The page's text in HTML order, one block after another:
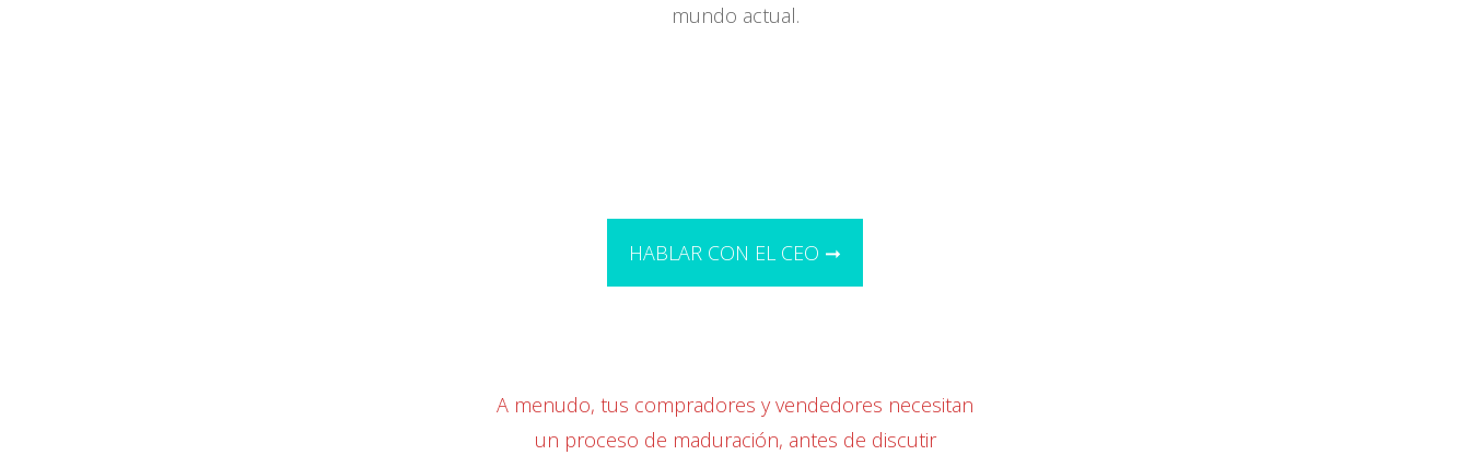
mundo actual.
HABLAR CON EL CEO ➞
A menudo, tus compradores y vendedores necesitan
un proceso de maduración, antes de discutir